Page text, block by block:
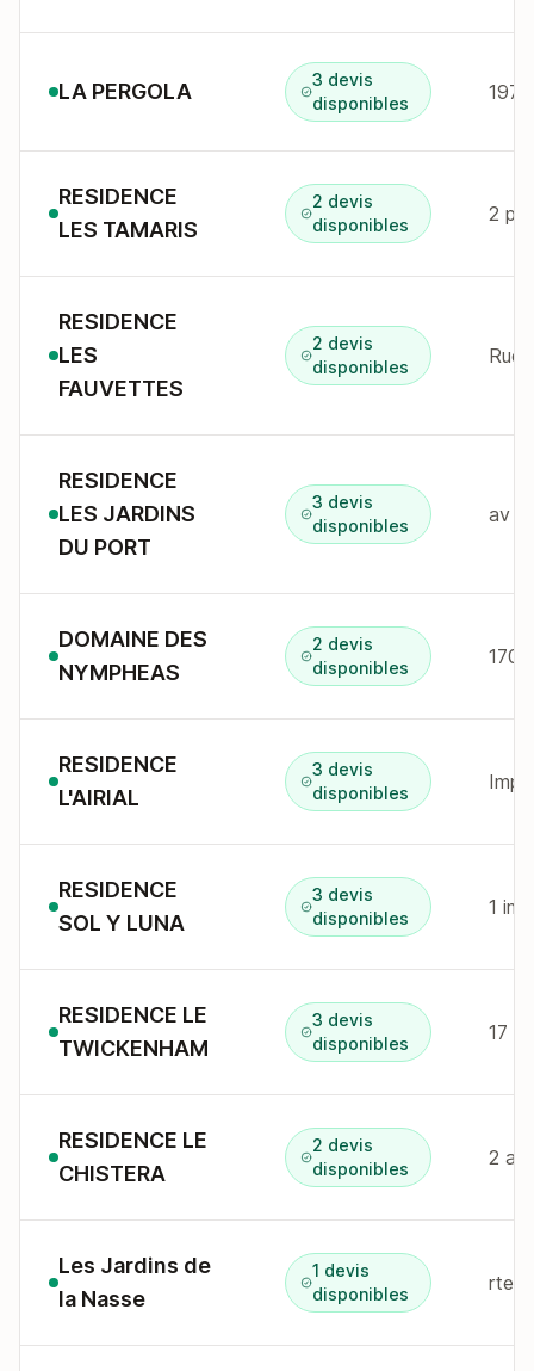
LA PERGOLA
3 devis
disponibles
197
RESIDENCE
LES TAMARIS
2 devis
disponibles
2 pl
RESIDENCE
LES
FAUVETTES
2 devis
disponibles
RESIDENCE
LES JARDINS
DU PORT
3 devis
disponibles
av
DOMAINE DES
NYMPHEAS
2 devis
disponibles
RESIDENCE
L'AIRIAL
3 devis
disponibles
RESIDENCE
SOL Y LUNA
3 devis
disponibles
RESIDENCE LE
TWICKENHAM
3 devis
disponibles
RESIDENCE LE
CHISTERA
2 devis
disponibles
2 all
Les Jardins de
la Nasse
1 devis
disponibles
rte